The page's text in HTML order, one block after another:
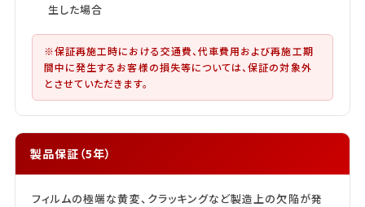
生した場合
※保証再施工時における交通費、代車費用および再施工期
間中に発生するお客様の損失等については、保証の対象外
とさせていただきます。
製品保証（5年）
フィルムの極端な黄変、クラッキングなど製造上の欠陥が発